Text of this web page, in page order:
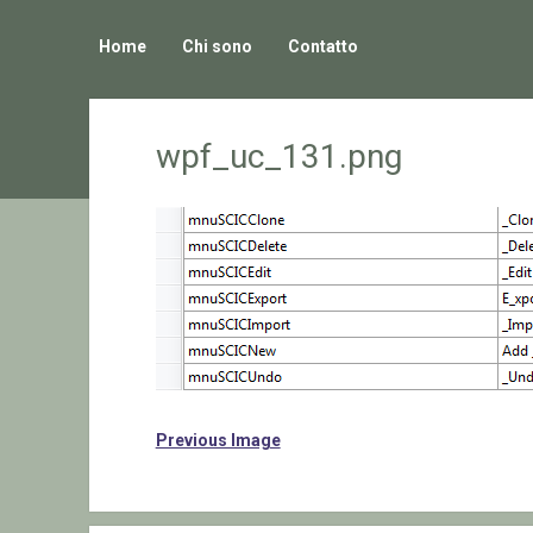
Home Chi sono Contatto
wpf_uc_131.png
Previous Image